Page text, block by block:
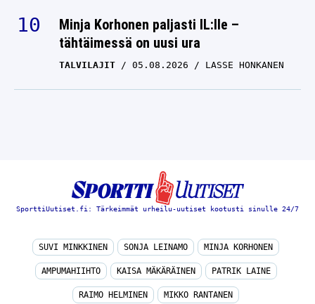
Minja Korhonen paljasti IL:lle –
tähtäimessä on uusi ura
TALVILAJIT 05.08.2026 LASSE HONKANEN
SporttiUutiset.fi: Tärkeimmät urheilu-uutiset kootusti sinulle 24/7
SUVI MINKKINEN SONJA LEINAMO MINJA KORHONEN
AMPUMAHIIHTO KAISA MÄKÄRÄINEN PATRIK LAINE
RAIMO HELMINEN MIKKO RANTANEN